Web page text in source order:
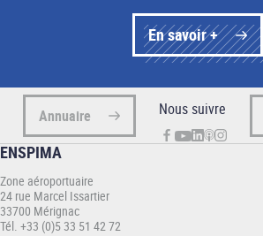
En savoir +
Annuaire Nous suivre
ENSPIMA
Zone aéroportuaire
24 rue Marcel Issartier
33700 Mérignac
Tél. +33 (0)5 33 51 42 72